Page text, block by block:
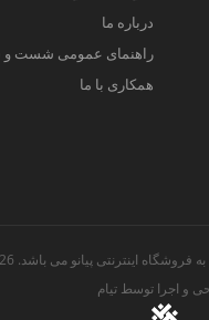
درباره ما
راهنمای عمومی شست و
همکاری با ما
اینترنتی پیانو می باشد. 2026©
و اجرا توسطتیام